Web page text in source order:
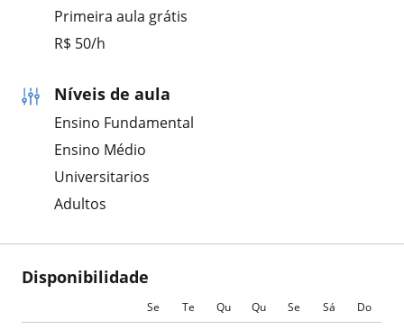
Primeira aula grátis
R$ 50/h
Níveis de aula
Ensino Fundamental
Ensino Médio
Universitarios
Adultos
Disponibilidade
Se Te Qu Qu Se Sá Do